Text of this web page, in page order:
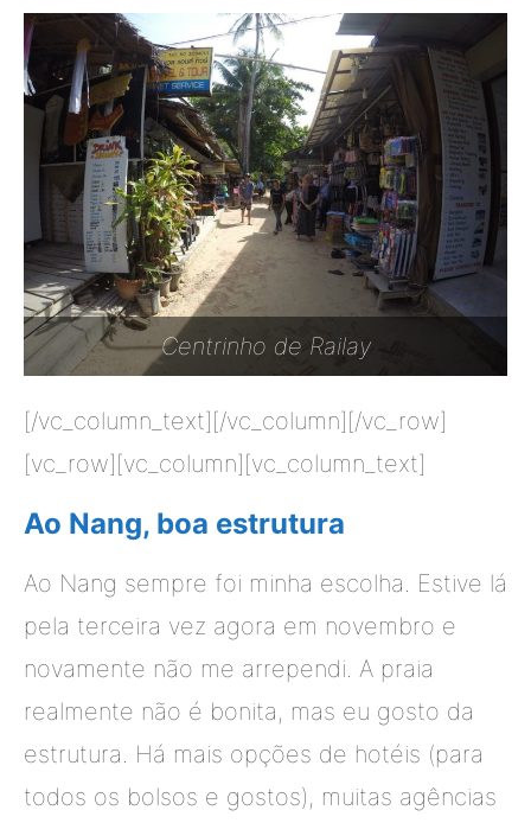
Centrinho de Railay
[/vc_column_text][/vc_column][/vc_row]
[vc_row][vc_column][vc_column_text]
Ao Nang, boa estrutura
Ao Nang sempre foi minha escolha. Estive lá
pela terceira vez agora em novembro e
novamente não me arrependi. A praia
realmente não é bonita, mas eu gosto da
estrutura. Há mais opções de hotéis (para
todos os bolsos e gostos), muitas agências